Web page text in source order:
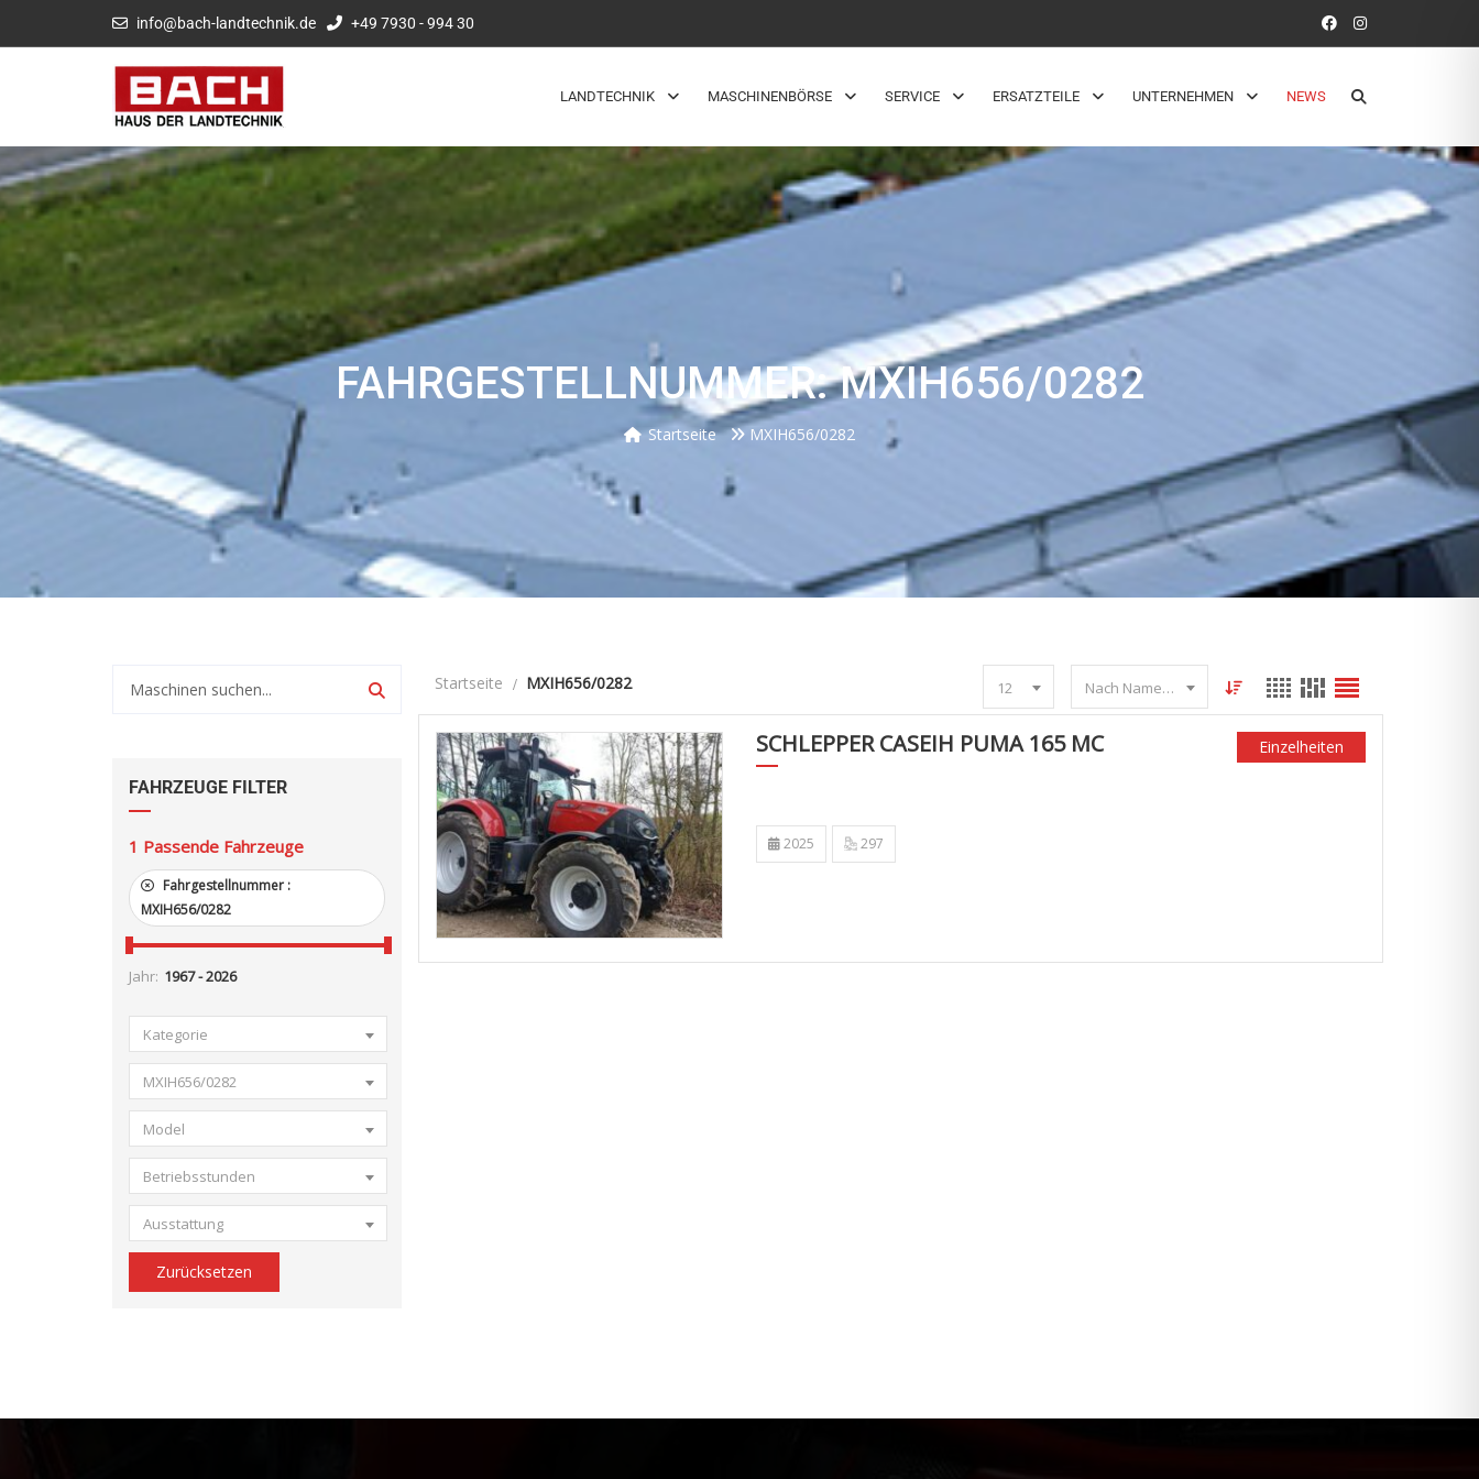
info@bach-landtechnik.de +49 7930 - 994 30
LANDTECHNIK MASCHINENBÖRSE SERVICE ERSATZTEILE UNTERNEHMEN NEWS
FAHRGESTELLNUMMER: MXIH656/0282
Startseite MXIH656/0282
FAHRZEUGE FILTER
1 Passende Fahrzeuge
Fahrgestellnummer :
MXIH656/0282
Jahr:
Kategorie
MXIH656/0282
Model
Betriebsstunden
Ausstattung
Zurücksetzen
Startseite MXIH656/0282 12 Nach Name sortieren
SCHLEPPER CASEIH PUMA 165 MC Einzelheiten
2025 297